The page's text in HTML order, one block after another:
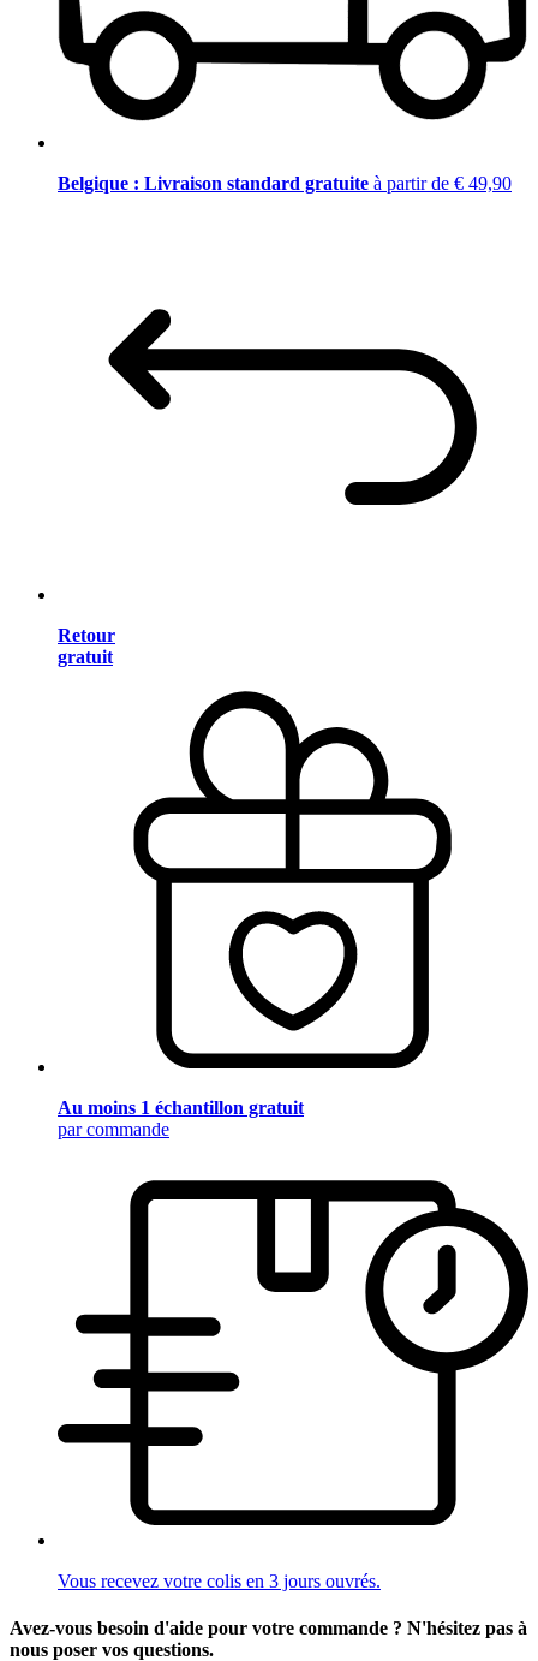
Belgique : Livraison standard gratuite à partir de € 49,90
Retour
gratuit
Au moins 1 échantillon gratuit
par commande
Vous recevez votre colis en 3 jours ouvrés.
Avez-vous besoin d'aide pour votre commande ? N'hésitez pas à
nous poser vos questions.